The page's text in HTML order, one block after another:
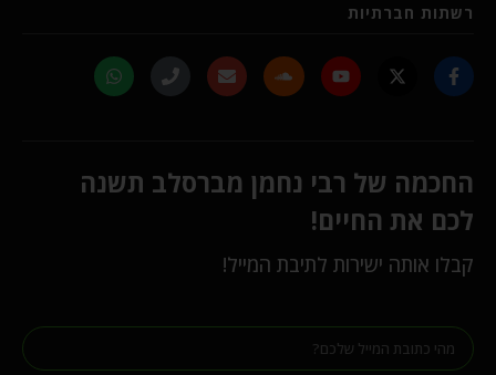
רשתות חברתיות
החכמה של רבי נחמן מברסלב תשנה
לכם את החיים!
קבלו אותה ישירות לתיבת המייל!